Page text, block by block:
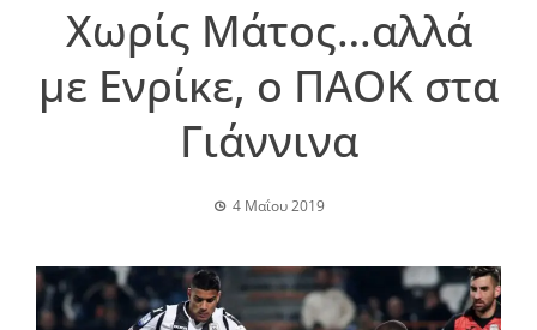
Χωρίς Μάτος…αλλά
με Ενρίκε, ο ΠΑΟΚ στα
Γιάννινα
4 Μαΐου 2019